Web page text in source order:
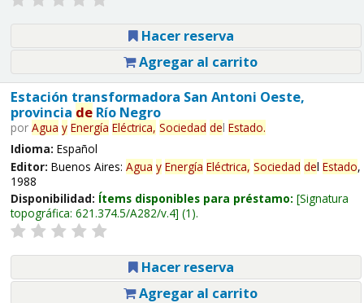
Hacer reserva
Agregar al carrito
Estación transformadora San Antoni Oeste,
provincia deRío Negro
por Agua y Energía Eléctrica, Sociedad del Estado.
Idioma: Español
Editor: Buenos Aires: Agua y Energía Eléctrica, Sociedad del Estado,
1988
Disponibilidad: Ítems disponibles para préstamo: Signatura
topográfica: 621.374.5/A282/v.4 (1).
Hacer reserva
Agregar al carrito